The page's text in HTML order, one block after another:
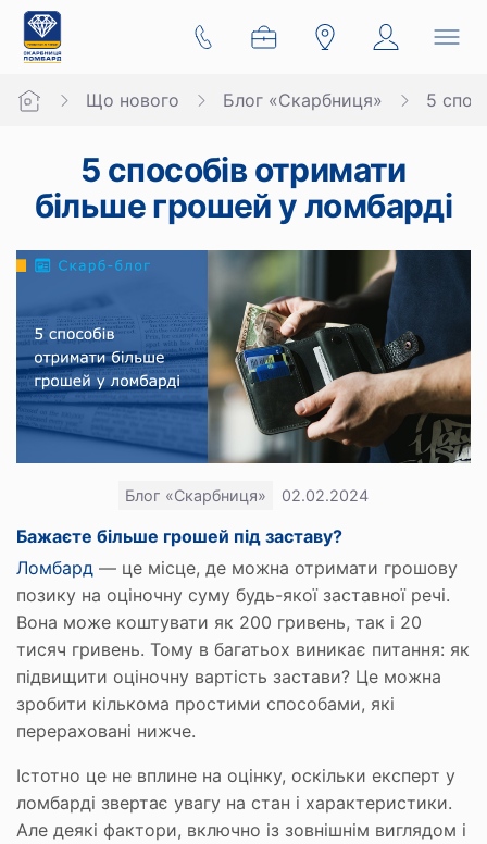
Що нового Блог «Скарбниця» 5
5 способів отримати
більше грошей у ломбарді
Блог «Скарбниця» 02.02.2024
Бажаєте більше грошей під заставу?
Ломбард — це місце, де можна отримати грошову
позику на оціночну суму будь-якої заставної речі.
Вона може коштувати як 200 гривень, так і 20
тисяч гривень. Тому в багатьох виникає питання: як
підвищити оціночну вартість застави? Це можна
зробити кількома простими способами, які
перераховані нижче.
Істотно це не вплине на оцінку, оскільки експерт у
ломбарді звертає увагу на стан і характеристики.
Але деякі фактори, включно із зовнішнім виглядом і